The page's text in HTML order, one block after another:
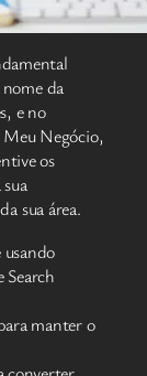
da
e no
Meu Negócio,
os
sua área.
manter o